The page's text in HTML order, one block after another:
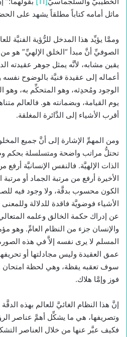
ماثل أمامه كتاباً مطلقاً يشهد على
وممَّا يؤيِّد هذا المدخل للرُّؤية الفنيَّة
الصوفيِّ أنَّ مبدأ “الخلق الإلهيِّ” هو
يقين مشابه، لأنَّه يمثل جوهر عقيدته
أعماله إلى عقيدة فنيَّة بالوضوح نفسه
الوجود ومُحدِثه، وهو المتحكِّم به، وهو
يوم القيامة، وبضمانته هو. فالعالم
أقرب الأشياء إلى الدَّائرة المغلقة.
ومن المهمِّ الإشارة إلى أنَّ جميع
تحتلُّ مراتب واضحة ومتسلسلة بحكم
الذات الإلهيَّة. فالنفس الإنسانيَّة أرفع
الأخيرة أرفع من مرتبة الجماد أو
الكون محسوب بدقَّة، ولا وجود فيه
الأشياء فوضويَّة فاقدة للدلالة
عن إدراك حكمة الخالق وعلمه
والإنسان جزء من النظام العامِّ. وهو
المسلم لا يرى نفسه إلاَّ في هذه
عمق العقيدة وليس مجادلتها أو
سوف تعقبه يقظة، وهي لحظة امتحان
فوز وإمَّا هلاك.
إنَّ هذا النظام الغائيَّ للعالم بهذه
وتصريفها، هي ما يشكِّل أهمَّ عناصر
فكيف عبَّر عنها من خلال العناصر